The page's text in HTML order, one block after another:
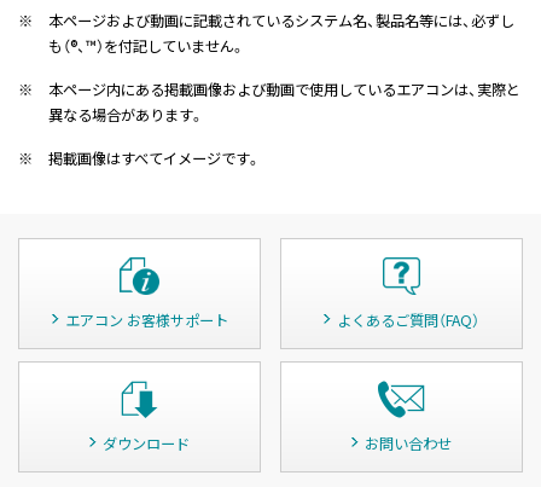
※
本ページおよび動画に記載されているシステム名、製品名等には、必ずし
も（®、™）を付記していません。
※
本ページ内にある掲載画像および動画で使用しているエアコンは、実際と
異なる場合があります。
※
掲載画像はすべてイメージです。
エアコン お客様サポート よくあるご質問（FAQ）
ダウンロード お問い合わせ